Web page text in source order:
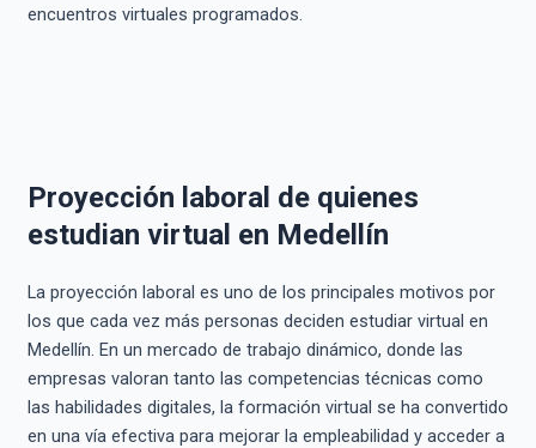
encuentros virtuales programados.
Proyección laboral de quienes
estudian virtual en Medellín
La proyección laboral es uno de los principales motivos por
los que cada vez más personas deciden estudiar virtual en
Medellín. En un mercado de trabajo dinámico, donde las
empresas valoran tanto las competencias técnicas como
las habilidades digitales, la formación virtual se ha convertido
en una vía efectiva para mejorar la empleabilidad y acceder a